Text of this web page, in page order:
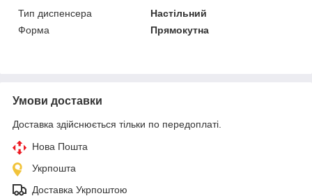
Тип диспенсера
Настільний
Форма
Прямокутна
Умови доставки
Доставка здійснюється тільки по передоплаті.
Нова Пошта
Укрпошта
Доставка Укрпоштою